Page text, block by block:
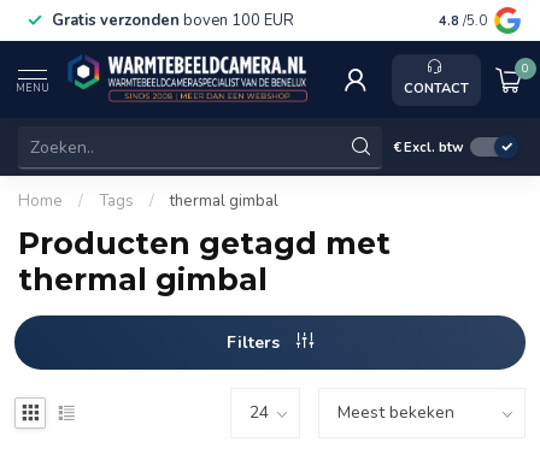
Gratis verzonden boven 100 EUR Service,
4.8 /5.0
MENU CONTACT
0
€Excl. btw
Home / Tags / thermal gimbal
Producten getagd met
thermal gimbal
Filters